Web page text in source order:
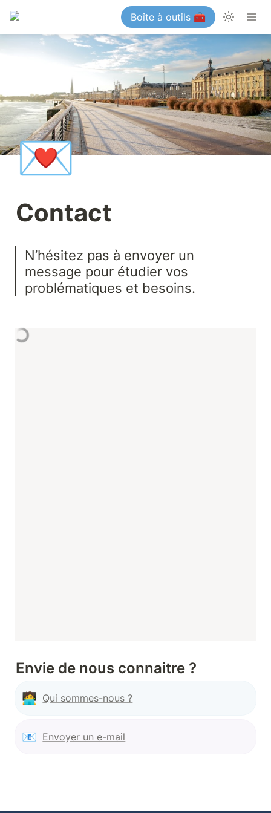
Boîte à outils 🧰
💌
Contact
N’hésitez pas à envoyer un
message pour étudier vos
problématiques et besoins.
Envie de nous connaitre ?
🧑‍💻 Qui sommes-nous ?
📧 Envoyer un e-mail